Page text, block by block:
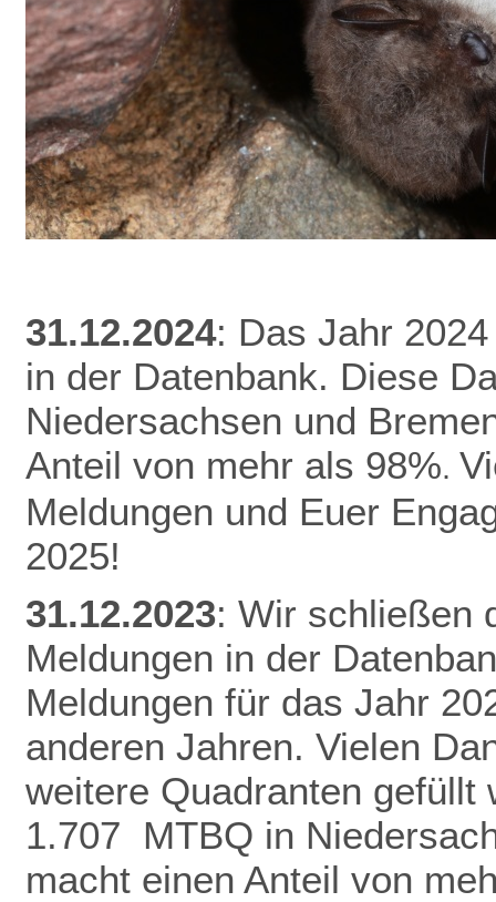
31.12.2024: Das Jahr
in der Datenbank. Diese
Niedersachsen und
Anteil von mehr als 98%.
Meldungen und Euer
2025!
31.12.2023: Wir schließen
Meldungen in der
Meldungen für das Jahr
anderen Jahren. Vielen
weitere Quadranten gefüllt
1.707 MTBQ in
macht einen Anteil von